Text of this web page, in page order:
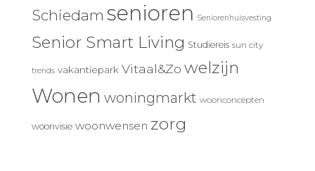
Schiedam senioren Seniorenhuisvesting
Senior Smart Living Studiereis sun city
trends vakantiepark Vitaal&Zo welzijn
Wonen woningmarkt woonconcepten
woonvisie woonwensen zorg